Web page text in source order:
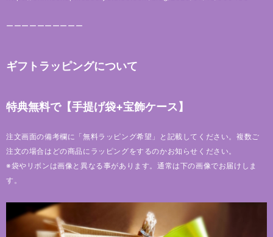
ーーーーーーーーーー
ギフトラッピングについて
特典無料で【手提げ袋+宝飾ケース】
注文画面の備考欄に「無料ラッピング希望」と記載してください。複数ご
注文の場合はどの商品にラッピングをするのかお知らせください。
※袋やリボンは画像と異なる事があります。通常は下の画像でお届けしま
す。